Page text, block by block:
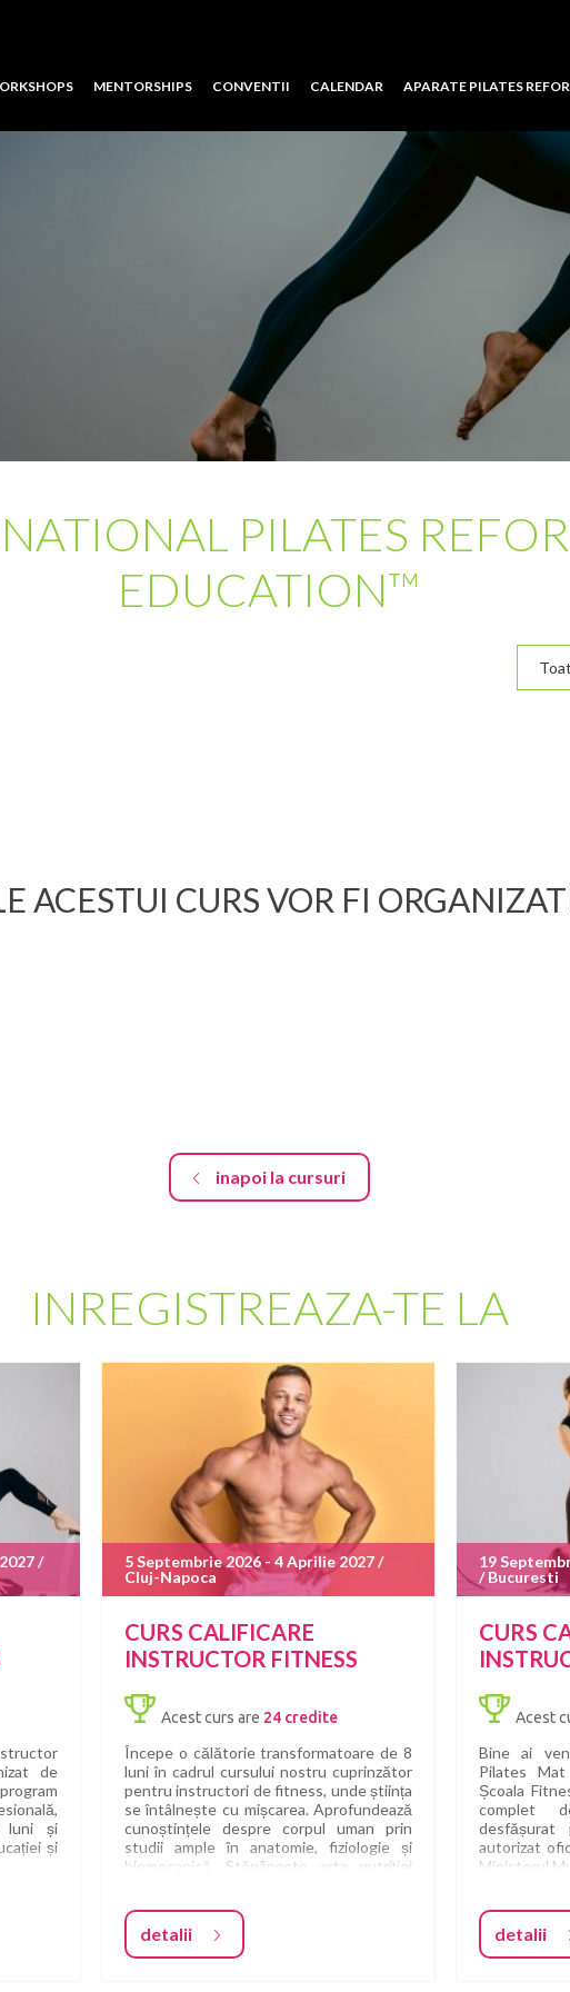
MENTORSHIPS CONVENTII CALENDAR APARATE PILATES
PILATES
EDUCATION™
ACESTUI CURS VOR FI
inapoi la cursuri
INREGISTREAZA-TE LA
/
de
luni și
și
astăzi
5 Septembrie 2026 - 4 Aprilie 2027 /
Cluj-Napoca
CURS CALIFICARE
INSTRUCTOR FITNESS
Acest curs are 24 credite
Începe o călătorie transformatoare de 8
luni în cadrul cursului nostru cuprinzător
pentru instructori de fitness, unde știința
se întâlnește cu mișcarea. Aprofundează
cunoștințele despre corpul uman prin
studii ample în anatomie, fiziologie și
biomecanică. Stăpânește arta nutriției
Îmbogățește-ți competențele în
antrenamentul personal, ajustându-ți
detalii
19
/ Bucuresti
CURS
Acest
Bine ai
Pilates
Școala
complet
autorizat
Ministerul
experiență în
Școala
una dintre
detalii